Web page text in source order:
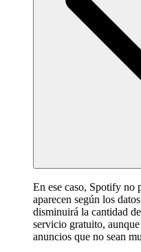
En ese caso, Spotify no
aparecen según los
disminuirá la cantidad
servicio gratuito,
anuncios que no sean